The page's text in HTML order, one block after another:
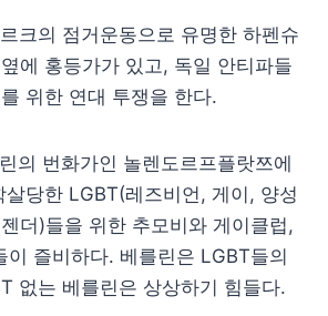
크의 점거운동으로 유명한 하펜슈
에 홍등가가 있고, 독일 안티파들
위한 연대 투쟁을 한다.
의 번화가인 놀렌도르프플랏쯔에
살당한 LGBT(레즈비언, 게이, 양성
더)들을 위한 추모비와 게이클럽,
이 즐비하다. 베를린은 LGBT들의
없는 베를린은 상상하기 힘들다.